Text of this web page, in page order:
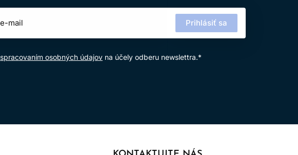
Prihlásiť sa
spracovaním osobných údajov na účely odberu newslettra.*